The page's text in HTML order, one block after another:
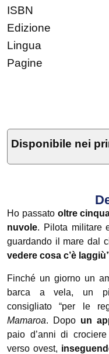
ISBN
Edizione
Lingua
Pagine
Disponibile nei
Ho passato oltre
nuvole. Pilota militare
guardando il mare dal
vedere cosa c’è
Finché un giorno un
barca a vela, un
consigliato “per le
Mamaroa. Dopo un
paio d’anni di
verso ovest,